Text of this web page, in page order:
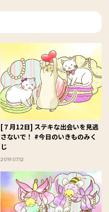
[７月12日] ステキな出会いを見逃
さないで！ #今日のいきものみく
じ
2019.07.12